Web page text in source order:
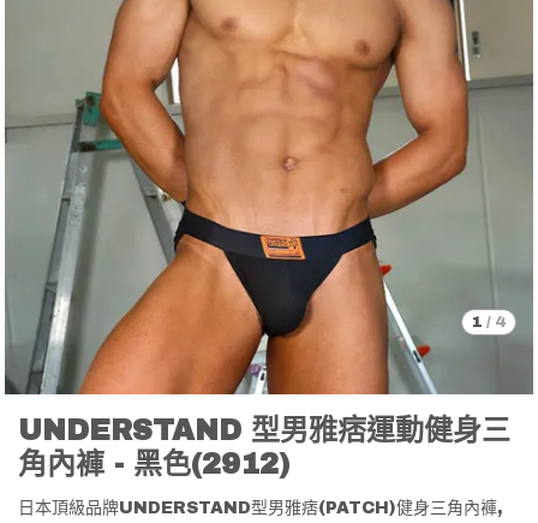
1 / 4
UNDERSTAND 型男雅痞運動健身三
角內褲 - 黑色(2912)
日本頂級品牌UNDERSTAND型男雅痞(PATCH)健身三角內褲,